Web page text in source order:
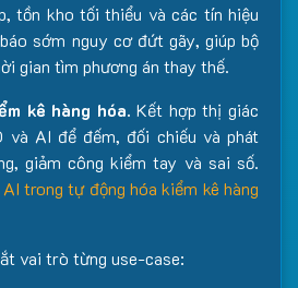
tồn kho tối thiểu và các tín hiệu
sớm nguy cơ đứt gãy, giúp bộ
gian tìm phương án thay thế.
kê hàng hóa. Kết hợp thị giác
và AI để đếm, đối chiếu và phát
giảm công kiểm tay và sai số.
AI trong tự động hóa kiểm kê hàng
vai trò từng use-case: